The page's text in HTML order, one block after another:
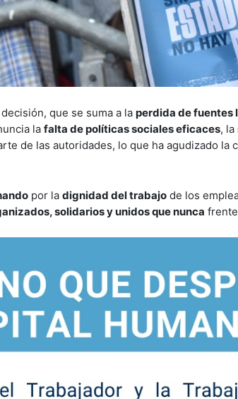
que se suma a la perdida de fuentes
la falta de políticas sociales eficaces, la
de las autoridades, lo que ha agudizado la
por la dignidad del trabajo de los
solidarios y unidos que nunca